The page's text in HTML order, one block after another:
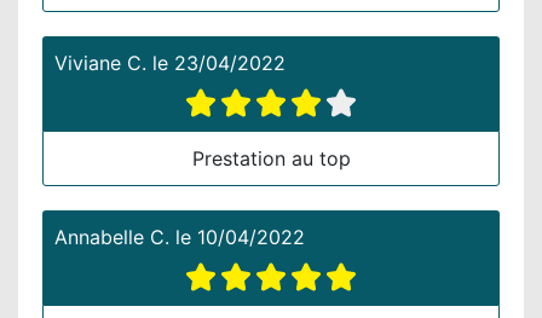
Viviane C. le 23/04/2022
Prestation au top
Annabelle C. le 10/04/2022